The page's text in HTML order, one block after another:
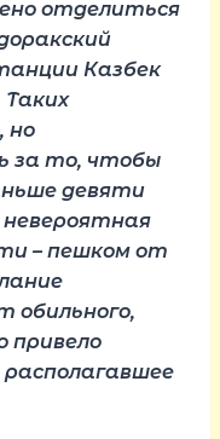
отделиться
Казбек
Таких
но
за то, чтобы
девяти
– пешком от
обильного,
привело